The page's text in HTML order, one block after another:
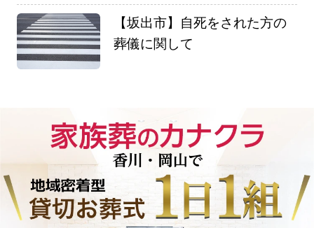
【坂出市】自死をされた方の
葬儀に関して